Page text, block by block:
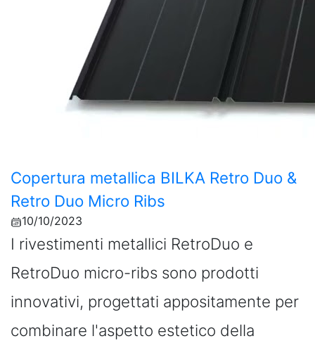
Copertura metallica BILKA Retro Duo &
Retro Duo Micro Ribs
10/10/2023
I rivestimenti metallici RetroDuo e
RetroDuo micro-ribs sono prodotti
innovativi, progettati appositamente per
combinare l'aspetto estetico della